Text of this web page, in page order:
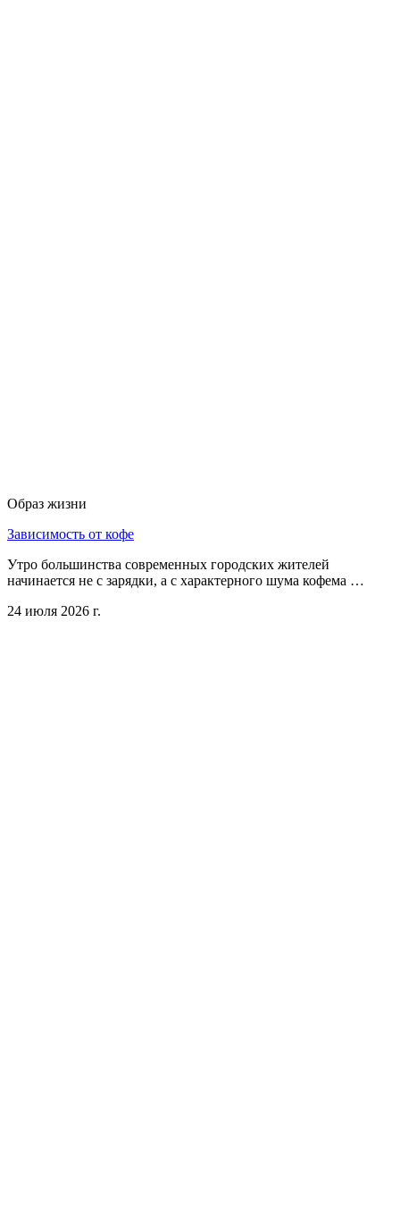
Образ жизни
Зависимость от кофе
Утро большинства современных городских жителей
начинается не с зарядки, а с характерного шума кофема …
24 июля 2026 г.